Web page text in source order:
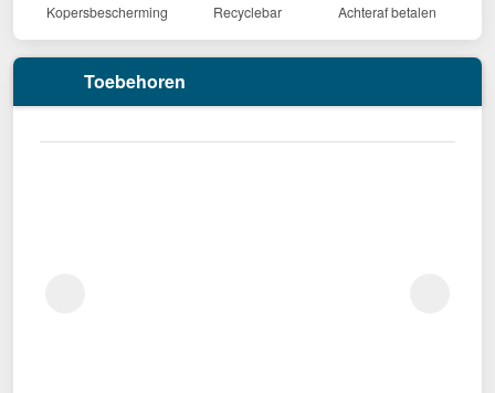
Kopersbescherming Recyclebar Achteraf betalen
Toebehoren